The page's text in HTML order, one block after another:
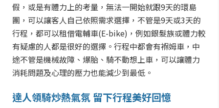
假，或是有體力上的考量，無法一開始就跟9天的環島
團，可以讓客人自己依照需求選擇，不管是9天或3天的
行程，都可以租借電輔車(E-bike)，例如銀髮族或體力較
有疑慮的人都是很好的選擇。行程中都會有褓姆車，中
途不管是機械故障、爆胎、騎不動想上車，可以讓體力
消耗問題及心理的壓力也能減少到最低。
達人領騎炒熱氣氛 留下行程美好回憶